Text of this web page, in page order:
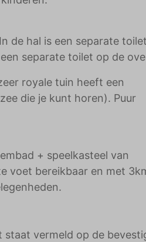
de hal is een separate
separate toilet op de
royale tuin heeft een
die je kunt horen). Puur
+ speelkasteel van
voet bereikbaar en met
vermeld op de